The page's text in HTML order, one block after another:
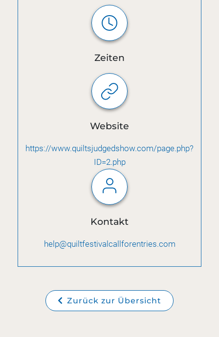
Zeiten
Website
https://www.quiltsjudgedshow.com/page.php?
ID=2.php
Kontakt
help@quiltfestivalcallforentries.com
Zurück zur Übersicht